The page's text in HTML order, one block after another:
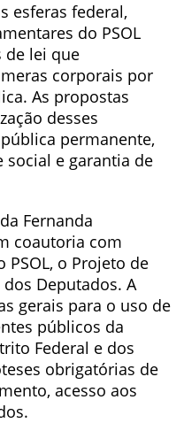
esferas federal,
do PSOL
de lei que
corporais por
As propostas
desses
permanente,
social e garantia de
Fernanda
coautoria com
o Projeto de
dos Deputados. A
gerais para o uso de
públicos da
Federal e dos
obrigatórias de
acesso aos